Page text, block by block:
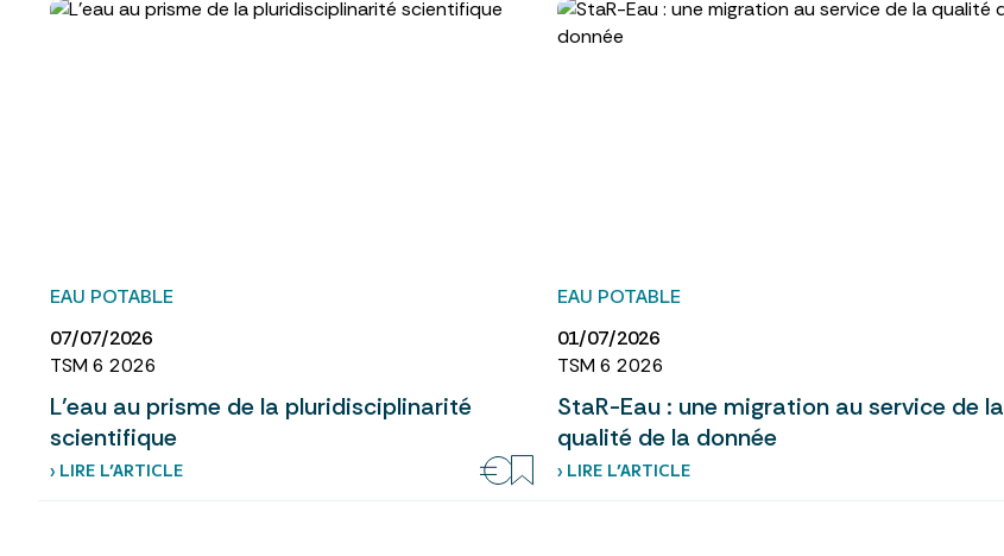
EAU POTABLE
07/07/2026
TSM 6 2026
L’eau au prisme de la pluridisciplinarité
scientifique
› LIRE L’ARTICLE
EAU POTABLE
01/07/2026
TSM 6 2026
StaR-Eau : une migration au service de la
qualité de la donnée
› LIRE L’ARTICLE